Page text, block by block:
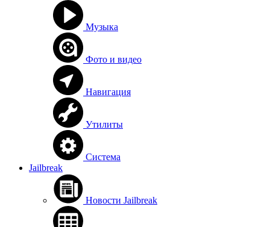
Музыка
Фото и видео
Навигация
Утилиты
Система
Jailbreak
Новости Jailbreak